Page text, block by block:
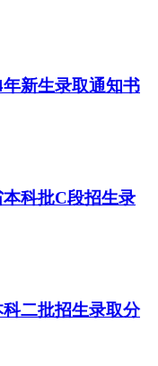
新生录取通知书
科批C段招生录
二批招生录取分